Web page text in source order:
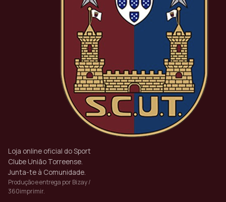
Loja online oficial do Sport
Clube União Torreense.
Junta-te à Comunidade.
Produção e entrega por Bizay /
360imprimir.